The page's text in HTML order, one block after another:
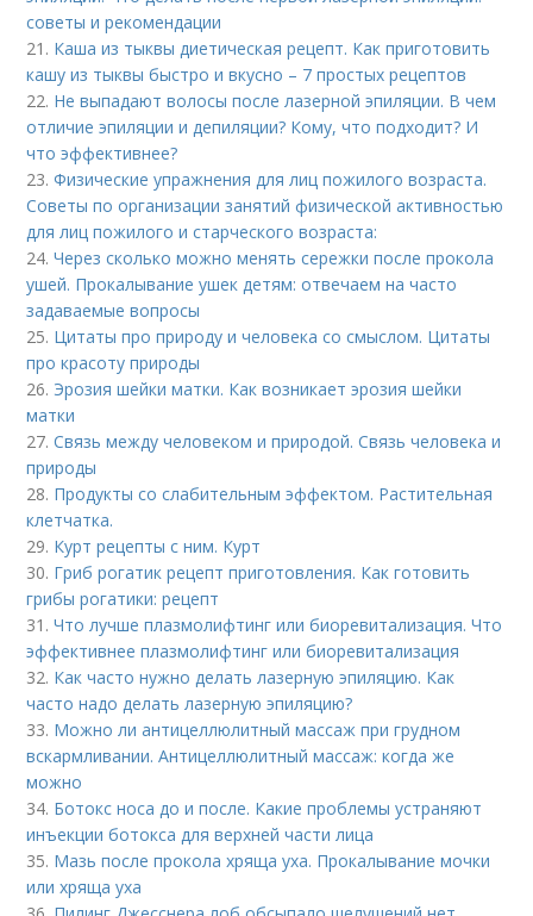
советы и рекомендации
21. Каша из тыквы диетическая рецепт. Как приготовить
кашу из тыквы быстро и вкусно – 7 простых рецептов
22. Не выпадают волосы после лазерной эпиляции. В чем
отличие эпиляции и депиляции? Кому, что подходит? И
что эффективнее?
23.Физические упражнения для лиц пожилого возраста.
Советы по организации занятий физической активностью
для лиц пожилого и старческого возраста:
24.Через сколько можно менять сережки после прокола
ушей. Прокалывание ушек детям: отвечаем на часто
задаваемые вопросы
25. Цитаты про природу и человека со смыслом. Цитаты
про красоту природы
26. Эрозия шейки матки. Как возникает эрозия шейки
матки
27.Связь между человеком и природой. Связь человека и
природы
28. Продукты со слабительным эффектом. Растительная
клетчатка.
29. Курт рецепты с ним. Курт
30. Гриб рогатик рецепт приготовления. Как готовить
грибы рогатики: рецепт
31.Что лучше плазмолифтинг или биоревитализация. Что
эффективнее плазмолифтинг или биоревитализация
32. Как часто нужно делать лазерную эпиляцию. Как
часто надо делать лазерную эпиляцию?
33. Можно ли антицеллюлитный массаж при грудном
вскармливании. Антицеллюлитный массаж: когда же
можно
34. Ботокс носа до и после. Какие проблемы устраняют
инъекции ботокса для верхней части лица
35. Мазь после прокола хряща уха. Прокалывание мочки
или хряща уха